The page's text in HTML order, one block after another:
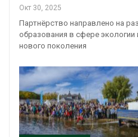
Окт 30, 2025
Партнёрство направлено на
образования в сфере экологии
нового поколения